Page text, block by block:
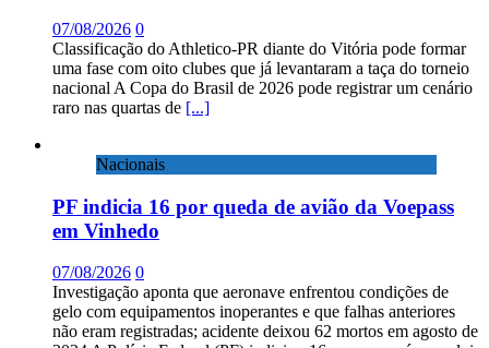
07/08/2026 0
Classificação do Athletico-PR diante do Vitória pode formar
uma fase com oito clubes que já levantaram a taça do torneio
nacional A Copa do Brasil de 2026 pode registrar um cenário
raro nas quartas de [...]
Nacionais
PF indicia 16 por queda de avião da Voepass
em Vinhedo
07/08/2026 0
Investigação aponta que aeronave enfrentou condições de
gelo com equipamentos inoperantes e que falhas anteriores
não eram registradas; acidente deixou 62 mortos em agosto de